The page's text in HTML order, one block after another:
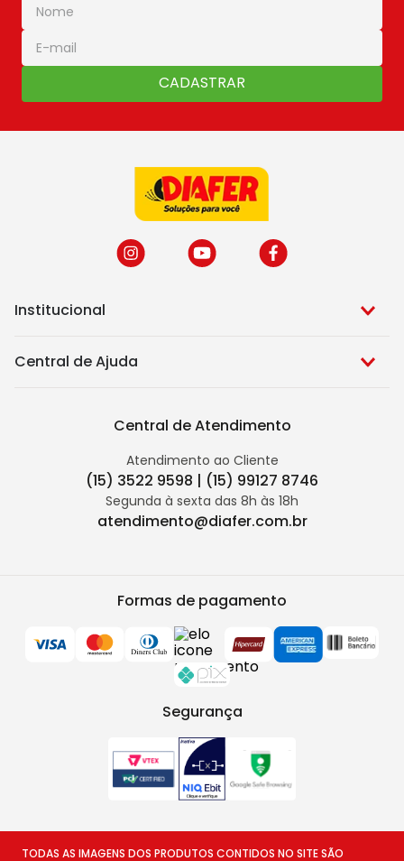
CADASTRAR
Institucional
Central de Ajuda
Central de Atendimento
Atendimento ao Cliente
(15) 3522 9598 | (15) 99127 8746
Segunda à sexta das 8h às 18h
atendimento@diafer.com.br
Formas de pagamento
Segurança
TODAS AS IMAGENS DOS PRODUTOS CONTIDOS NO SITE SÃO